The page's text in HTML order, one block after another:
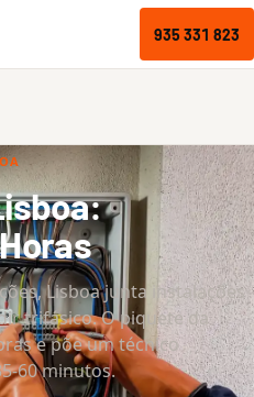
935 331 823
Lisboa junta instalações
trifásico. O piquete da
e põe um técnico
60 minutos.